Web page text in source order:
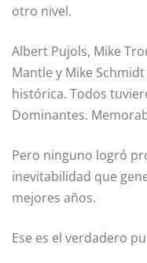
otro nivel.
Albert Pujols, Mike
Mantle y Mike
histórica. Todos
Dominantes.
Pero ninguno logró
inevitabilidad que
mejores años.
Ese es el verdadero